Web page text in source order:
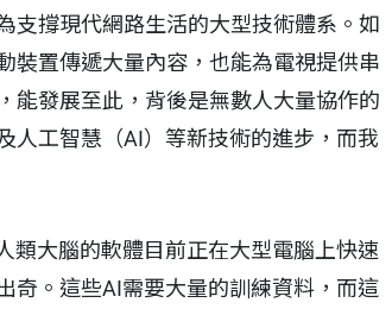
支撐現代網路生活的大型技術體系。如
裝置傳遞大量內容，也能為電視提供串
能發展至此，背後是無數人大量協作的
人工智慧（AI）等新技術的進步，而我
類大腦的軟體目前正在大型電腦上快速
奇。這些AI需要大量的訓練資料，而這